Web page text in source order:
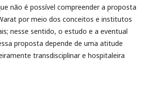
não é possível compreender a proposta
por meio dos conceitos e institutos
nesse sentido, o estudo e a eventual
proposta depende de uma atitude
transdisciplinar e hospitaleira